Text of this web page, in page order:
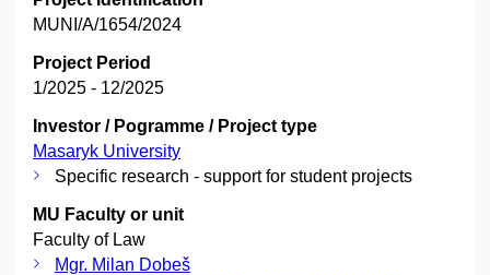
MUNI/A/1654/2024
Project Period
1/2025 - 12/2025
Investor / Pogramme / Project type
Masaryk University
Specific research - support for student projects
MU Faculty or unit
Faculty of Law
Mgr. Milan Dobeš